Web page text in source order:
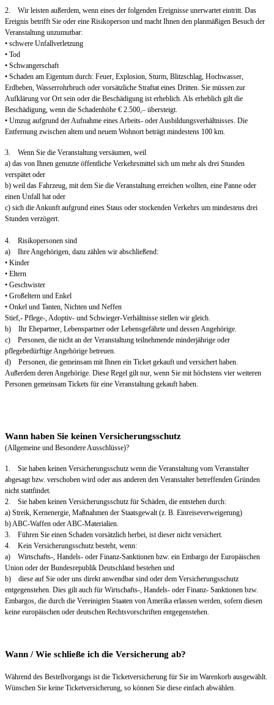
2. Wir leisten außerdem, wenn eines der folgenden Ereignisse unerwartet eintritt. Das
Ereignis betrifft Sie oder eine Risikoperson und macht Ihnen den planmäßigen Besuch der
Veranstaltung unzumutbar:
• schwere Unfallverletzung
• Tod
• Schwangerschaft
• Schaden am Eigentum durch: Feuer, Explosion, Sturm, Blitzschlag, Hochwasser,
Erdbeben, Wasserrohrbruch oder vorsätzliche Straftat eines Dritten. Sie müssen zur
Aufklärung vor Ort sein oder die Beschädigung ist erheblich. Als erheblich gilt die
Beschädigung, wenn die Schadenhöhe € 2.500,– übersteigt.
• Umzug aufgrund der Aufnahme eines Arbeits- oder Ausbildungsverhältnisses. Die
Entfernung zwischen altem und neuem Wohnort beträgt mindestens 100 km.
3. Wenn Sie die Veranstaltung versäumen, weil
a) das von Ihnen genutzte öffentliche Verkehrsmittel sich um mehr als drei Stunden
verspätet oder
b) weil das Fahrzeug, mit dem Sie die Veranstaltung erreichen wollten, eine Panne oder
einen Unfall hat oder
c) sich die Ankunft aufgrund eines Staus oder stockenden Verkehrs um mindestens drei
Stunden verzögert.
4. Risikopersonen sind
a) Ihre Angehörigen, dazu zählen wir abschließend:
• Kinder
• Eltern
• Geschwister
• Großeltern und Enkel
• Onkel und Tanten, Nichten und Neffen
Stief,- Pflege-, Adoptiv- und Schwieger-Verhältnisse stellen wir gleich.
b) Ihr Ehepartner, Lebenspartner oder Lebensgefährte und dessen Angehörige.
c) Personen, die nicht an der Veranstaltung teilnehmende minderjährige oder
pflegebedürftige Angehörige betreuen.
d) Personen, die gemeinsam mit Ihnen ein Ticket gekauft und versichert haben.
Außerdem deren Angehörige. Diese Regel gilt nur, wenn Sie mit höchstens vier weiteren
Personen gemeinsam Tickets für eine Veranstaltung gekauft haben.
Wann haben Sie keinen Versicherungsschutz
(Allgemeine und Besondere Ausschlüsse)?
1. Sie haben keinen Versicherungsschutz wenn die Veranstaltung vom Veranstalter
abgesagt bzw. verschoben wird oder aus anderen den Veranstalter betreffenden Gründen
nicht stattfindet.
2. Sie haben keinen Versicherungsschutz für Schäden, die entstehen durch:
a) Streik, Kernenergie, Maßnahmen der Staatsgewalt (z. B. Einreiseverweigerung)
b) ABC-Waffen oder ABC-Materialien.
3. Führen Sie einen Schaden vorsätzlich herbei, ist dieser nicht versichert.
4. Kein Versicherungsschutz besteht, wenn:
a) Wirtschafts-, Handels- oder Finanz-Sanktionen bzw. ein Embargo der Europäischen
Union oder der Bundesrepublik Deutschland bestehen und
b) diese auf Sie oder uns direkt anwendbar sind oder dem Versicherungsschutz
entgegenstehen. Dies gilt auch für Wirtschafts-, Handels- oder Finanz- Sanktionen bzw.
Embargos, die durch die Vereinigten Staaten von Amerika erlassen werden, sofern diesen
keine europäischen oder deutschen Rechtsvorschriften entgegenstehen.
Wann / Wie schließe ich die Versicherung ab?
Während des Bestellvorgangs ist die Ticketversicherung für Sie im Warenkorb ausgewählt.
Wünschen Sie keine Ticketversicherung, so können Sie diese einfach abwählen.